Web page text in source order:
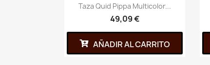
Taza Quid Pippa Multicolor...
49,09 €
AÑADIR AL CARRITO